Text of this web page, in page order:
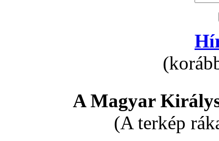
A Magyar
(A terkép